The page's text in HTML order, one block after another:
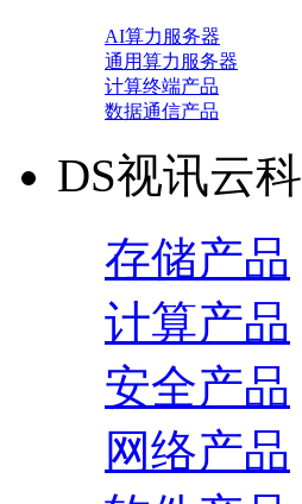
AI算力服务器
通用算力服务器
计算终端产品
数据通信产品
DS视讯云科
存储产品
计算产品
安全产品
网络产品